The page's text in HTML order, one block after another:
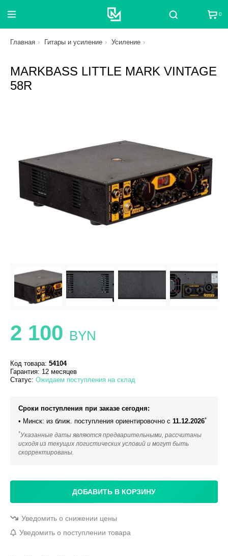
Поиск 0
Главная Гитары и усиление Усиление
MARKBASS LITTLE MARK VINTAGE
58R
2 100 BYN
Код товара: 54104
Гарантия: 12 месяцев
Статус: Ожидаем поступления на склад
Сроки поступления при заказе сегодня:
• Минск: из ближ. поступления ориентировочно с 11.12.2026*
*Указанные даты являются предварительными, рассчитаны
исходя из текущих логистических условий и могут быть
скорректированы.
ДОБАВИТЬ В КОРЗИНУ
Уведомить о снижении цены
Уведомить о поступлении товара